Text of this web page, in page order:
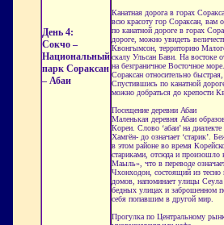
День 4:
Сокчо –
Национальный
парк Сораксан
– Абаи
Канатная дорога в горах
всю красоту гор Сораксан, вам
по канатной дороге в горах
дороге, можно увидеть
Квонгымсон, территорию
скалу Ульсан Бави. На востоке
на безграничное Восточное
Сораксан относительно
Спустившись по канатной
можно добраться до крепости
Посещение деревни Абаи
Маленькая деревня Абаи
Кореи. Слово ‘абаи’ на
Хамгён- до означает ‘старик’.
в этом районе во время
стариками, отсюда и произошло
Маыль», что в переводе
Чхонходон, состоящий из тесно
домов, напоминает улицы
бедных улицах и заброшенном
себя попавшим в другой мир.
Прогулка по Центральному